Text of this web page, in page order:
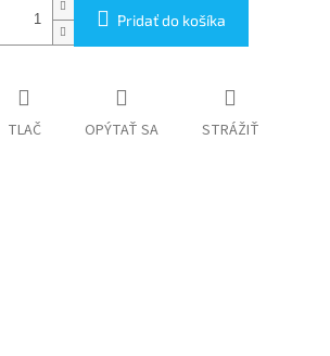
Pridať do košíka
TLAČ OPÝTAŤ SA STRÁŽIŤ